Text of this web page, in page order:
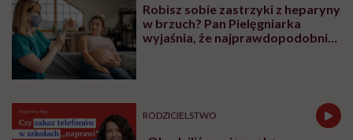
Robisz sobie zastrzyki z heparyny
w brzuch? Pan Pielęgniarka
wyjaśnia, że najprawdopodobniej
RODZICIELSTWO